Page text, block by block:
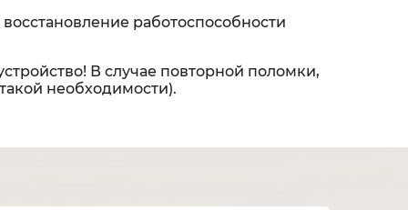
работоспособности
В случае повторной поломки,
необходимости).